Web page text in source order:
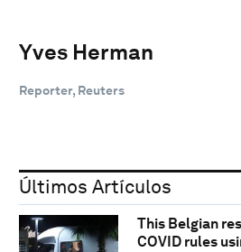
Yves Herman
Reporter, Reuters
Últimos Artículos
This Belgian
COVID rules